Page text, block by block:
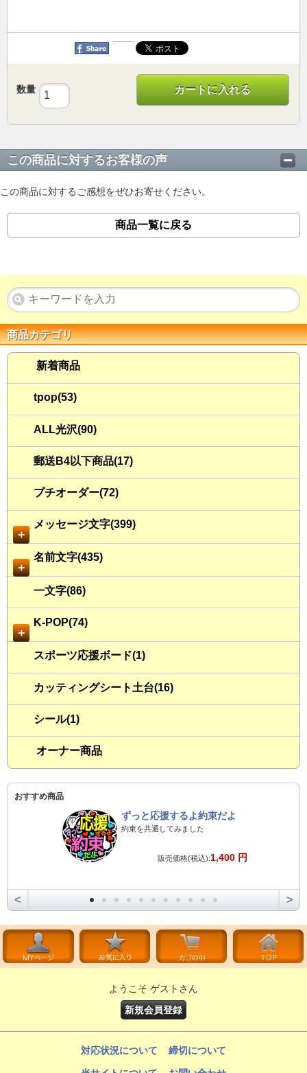
数量 カートに入れる
この商品に対するお客様の声
この商品に対するご感想をぜひお寄せください。
商品一覧に戻る
商品カテゴリ
新着商品
tpop(53)
ALL光沢(90)
郵送B4以下商品(17)
プチオーダー(72)
＋
メッセージ文字(399)
＋
名前文字(435)
一文字(86)
＋
K-POP(74)
スポーツ応援ボード(1)
カッティングシート土台(16)
シール(1)
オーナー商品
おすすめ商品
ずっと応援するよ約束だよ
約束を共通してみました
販売価格(税込):1,400 円
< >
ようこそ ゲストさん
新規会員登録
対応状況について 締切について